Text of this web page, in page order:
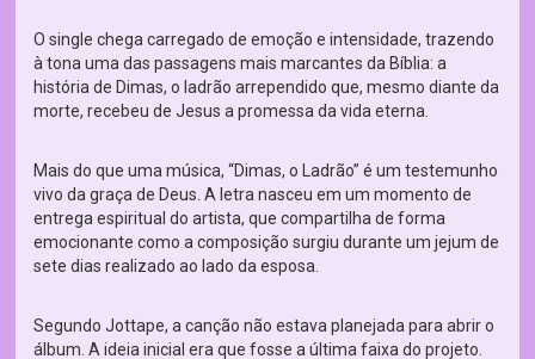
O single chega carregado de emoção e intensidade, trazendo
à tona uma das passagens mais marcantes da Bíblia: a
história de Dimas, o ladrão arrependido que, mesmo diante da
morte, recebeu de Jesus a promessa da vida eterna.
Mais do que uma música, “Dimas, o Ladrão” é um testemunho
vivo da graça de Deus. A letra nasceu em um momento de
entrega espiritual do artista, que compartilha de forma
emocionante como a composição surgiu durante um jejum de
sete dias realizado ao lado da esposa.
Segundo Jottape, a canção não estava planejada para abrir o
álbum. A ideia inicial era que fosse a última faixa do projeto.